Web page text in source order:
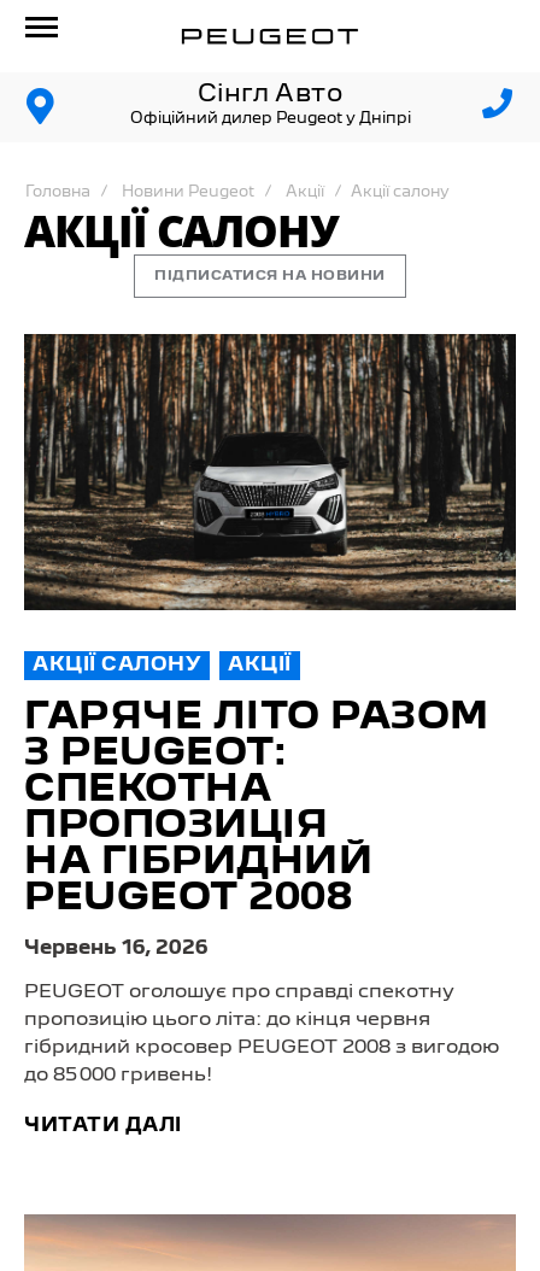
Сінгл Авто
Офіційний дилер Peugeot у Дніпрі
Головна Новини Peugeot Акції Акції салону
АКЦІЇ САЛОНУ
ПІДПИСАТИСЯ НА НОВИНИ
АКЦІЇ САЛОНУ АКЦІЇ
ГАРЯЧЕ ЛІТО РАЗОМ
З PEUGEOT:
СПЕКОТНА
ПРОПОЗИЦІЯ
НА ГІБРИДНИЙ
PEUGEOT 2008
Червень 16, 2026
PEUGEOT оголошує про справді спекотну
пропозицію цього літа: до кінця червня
гібридний кросовер PEUGEOT 2008 з вигодою
до 85 000 гривень!
ЧИТАТИ ДАЛІ